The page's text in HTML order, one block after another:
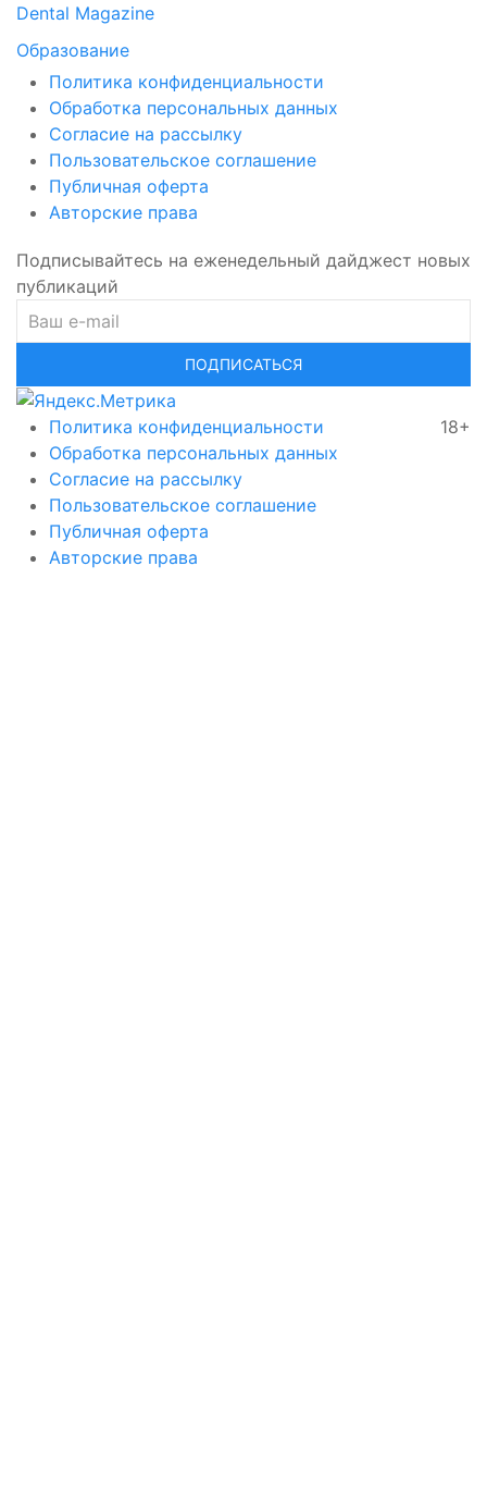
Dental Magazine
Образование
Политика конфиденциальности
Обработка персональных данных
Согласие на рассылку
Пользовательское соглашение
Публичная оферта
Авторские права
Подписывайтесь на еженедельный дайджест новых
публикаций
ПОДПИСАТЬСЯ
Политика конфиденциальности
Обработка персональных данных
Согласие на рассылку
Пользовательское соглашение
Публичная оферта
Авторские права
18+